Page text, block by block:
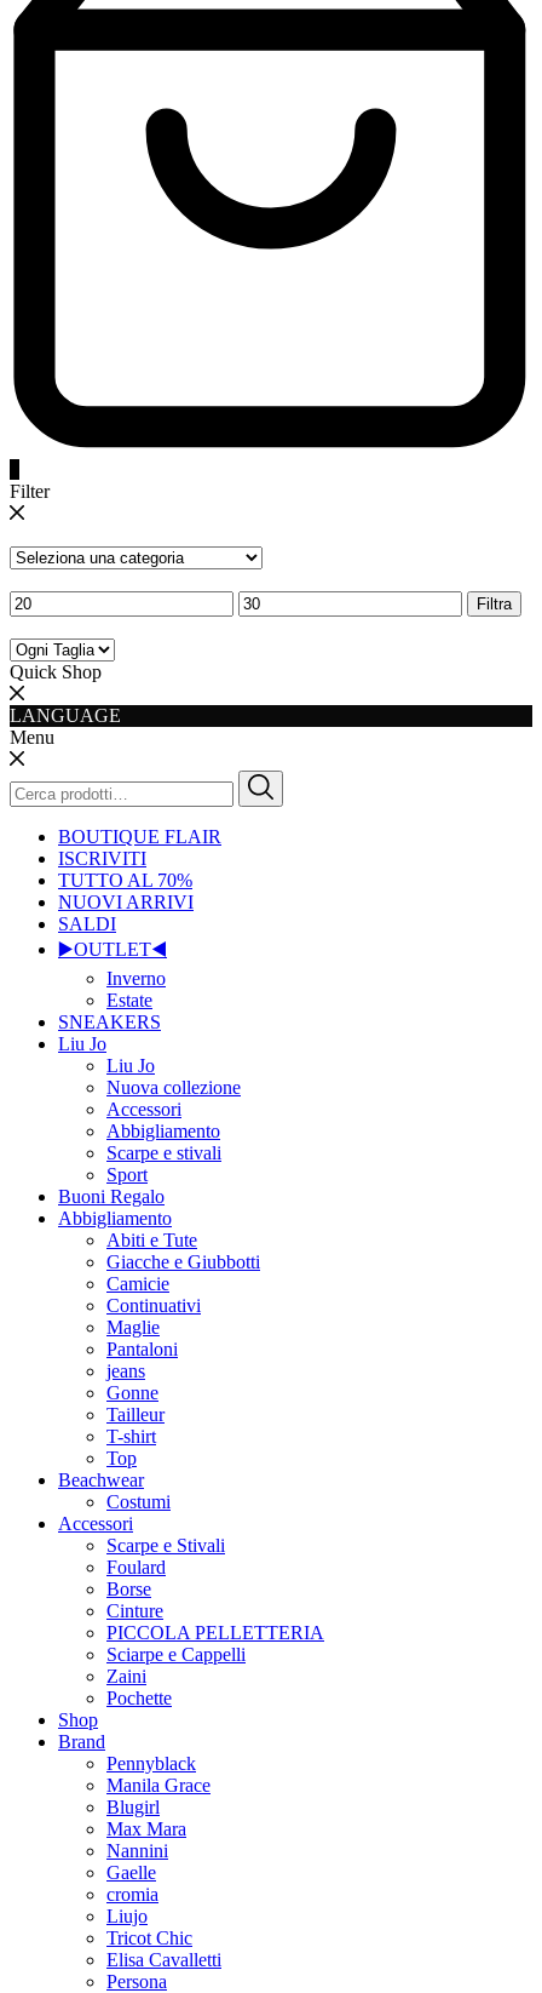
Filter
Prezzo
Min
Prezzo
Max
Filtra
Quick Shop
LANGUAGE
Menu
Cerca:
BOUTIQUE FLAIR
ISCRIVITI
TUTTO AL 70%
NUOVI ARRIVI
SALDI
▶️OUTLET◀️
Inverno
Estate
SNEAKERS
Liu Jo
Liu Jo
Nuova collezione
Accessori
Abbigliamento
Scarpe e stivali
Sport
Buoni Regalo
Abbigliamento
Abiti e Tute
Giacche e Giubbotti
Camicie
Continuativi
Maglie
Pantaloni
jeans
Gonne
Tailleur
T-shirt
Top
Beachwear
Costumi
Accessori
Scarpe e Stivali
Foulard
Borse
Cinture
PICCOLA PELLETTERIA
Sciarpe e Cappelli
Zaini
Pochette
Shop
Brand
Pennyblack
Manila Grace
Blugirl
Max Mara
Nannini
Gaelle
cromia
Liujo
Tricot Chic
Elisa Cavalletti
Persona